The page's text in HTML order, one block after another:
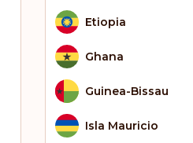
Etiopia
Ghana
Guinea-Bissau
Isla Mauricio